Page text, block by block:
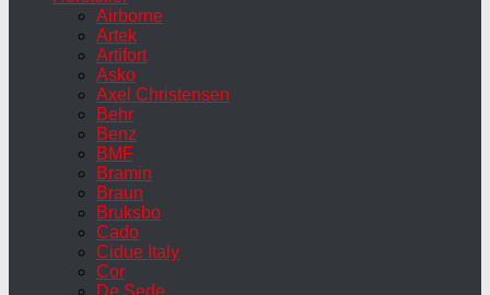
Airborne
Artek
Artifort
Asko
Axel Christensen
Behr
Benz
BMF
Bramin
Braun
Bruksbo
Cado
Cidue Italy
Cor
De Sede